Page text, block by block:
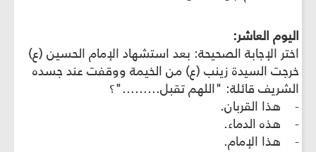
اليوم العاشر:
اختر الإجابة الصحيحة: بعد استشهاد الإمام الحسين (ع)
خرجت السيدة زينب (ع) من الخيمة ووقفت عند جسده
الشريف قائلة: "اللهم تقبل........."؟
- هذا القربان.
- هذه الدماء.
- هذا الإمام.